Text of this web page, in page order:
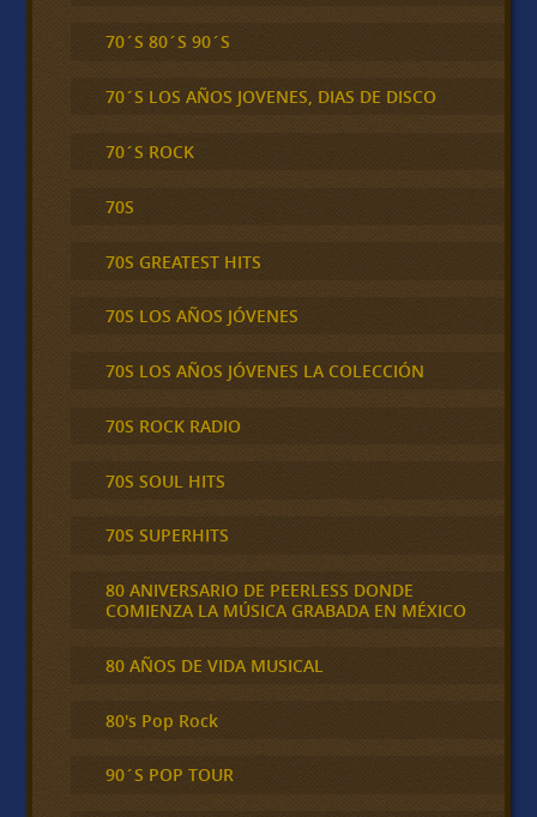
70´S 80´S 90´S
70´S LOS AÑOS JOVENES, DIAS DE DISCO
70´S ROCK
70S
70S GREATEST HITS
70S LOS AÑOS JÓVENES
70S LOS AÑOS JÓVENES LA COLECCIÓN
70S ROCK RADIO
70S SOUL HITS
70S SUPERHITS
80 ANIVERSARIO DE PEERLESS DONDE
COMIENZA LA MÚSICA GRABADA EN MÉXICO
80 AÑOS DE VIDA MUSICAL
80's Pop Rock
90´S POP TOUR